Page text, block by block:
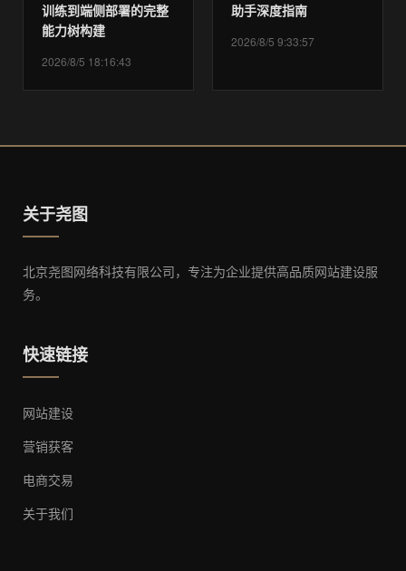
训练到端侧部署的完整
能力树构建
2026/8/5 18:16:43
助手深度指南
2026/8/5 9:33:57
关于尧图
北京尧图网络科技有限公司，专注为企业提供高品质网站建设服
务。
快速链接
网站建设
营销获客
电商交易
关于我们